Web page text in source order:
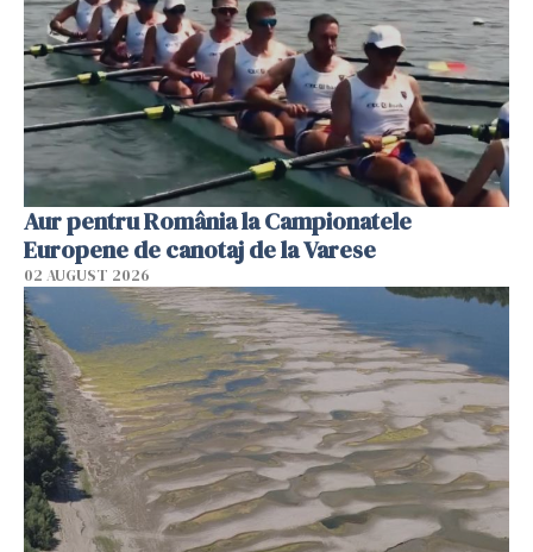
Aur pentru România la Campionatele
Europene de canotaj de la Varese
02 AUGUST 2026